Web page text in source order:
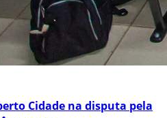
Cidade na disputa pela